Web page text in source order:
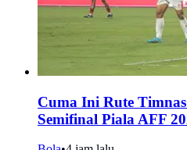
Cuma Ini Rute
Semifinal Piala AFF